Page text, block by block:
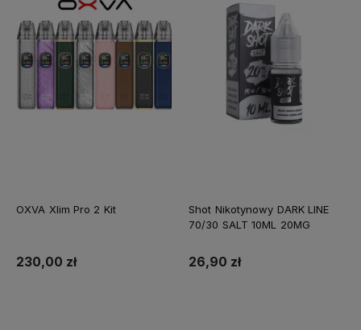
OXVA Xlim Pro 2 Kit
230,00 zł
Shot Nikotynowy DARK LINE
70/30 SALT 10ML 20MG
26,90 zł